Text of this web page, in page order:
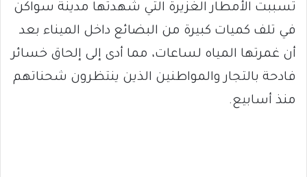
تسببت الأمطار الغزيرة التي شهدتها مدينة سواكن
في تلف كميات كبيرة من البضائع داخل الميناء بعد
أن غمرتها المياه لساعات، مما أدى إلى إلحاق خسائر
فادحة بالتجار والمواطنين الذين ينتظرون شحناتهم
منذ أسابيع.